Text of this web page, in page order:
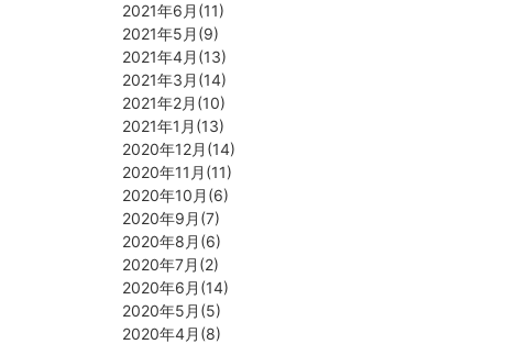
2021年6月(11)
2021年5月(9)
2021年4月(13)
2021年3月(14)
2021年2月(10)
2021年1月(13)
2020年12月(14)
2020年11月(11)
2020年10月(6)
2020年9月(7)
2020年8月(6)
2020年7月(2)
2020年6月(14)
2020年5月(5)
2020年4月(8)